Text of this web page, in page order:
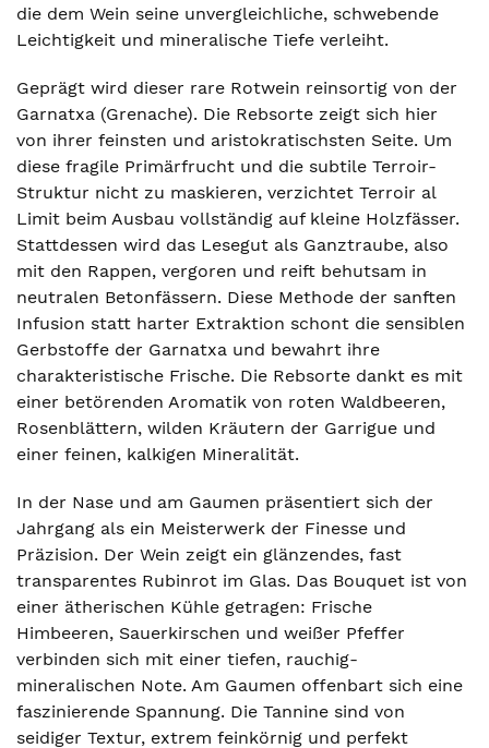
die dem Wein seine unvergleichliche, schwebende
Leichtigkeit und mineralische Tiefe verleiht.
Geprägt wird dieser rare Rotwein reinsortig von der
Garnatxa (Grenache). Die Rebsorte zeigt sich hier
von ihrer feinsten und aristokratischsten Seite. Um
diese fragile Primärfrucht und die subtile Terroir-
Struktur nicht zu maskieren, verzichtet Terroir al
Limit beim Ausbau vollständig auf kleine Holzfässer.
Stattdessen wird das Lesegut als Ganztraube, also
mit den Rappen, vergoren und reift behutsam in
neutralen Betonfässern. Diese Methode der sanften
Infusion statt harter Extraktion schont die sensiblen
Gerbstoffe der Garnatxa und bewahrt ihre
charakteristische Frische. Die Rebsorte dankt es mit
einer betörenden Aromatik von roten Waldbeeren,
Rosenblättern, wilden Kräutern der Garrigue und
einer feinen, kalkigen Mineralität.
In der Nase und am Gaumen präsentiert sich der
Jahrgang als ein Meisterwerk der Finesse und
Präzision. Der Wein zeigt ein glänzendes, fast
transparentes Rubinrot im Glas. Das Bouquet ist von
einer ätherischen Kühle getragen: Frische
Himbeeren, Sauerkirschen und weißer Pfeffer
verbinden sich mit einer tiefen, rauchig-
mineralischen Note. Am Gaumen offenbart sich eine
faszinierende Spannung. Die Tannine sind von
seidiger Textur, extrem feinkörnig und perfekt